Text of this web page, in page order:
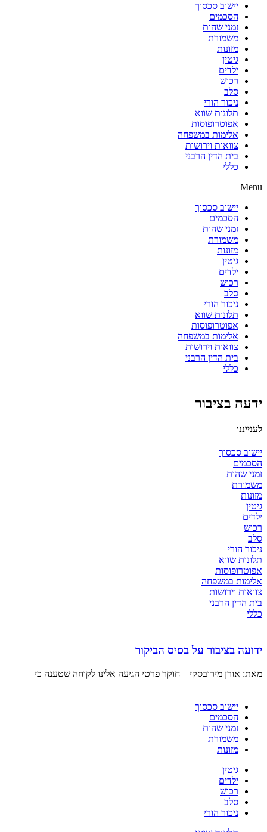
יישוב סכסוך
הסכמים
זמני שהות
משמורת
מזונות
גיטין
ילדים
רכוש
סלב
ניכור הורי
תלונות שווא
אפוטרופוסות
אלימות במשפחה
צוואות וירושות
בית הדין הרבני
כללי
Menu
יישוב סכסוך
הסכמים
זמני שהות
משמורת
מזונות
גיטין
ילדים
רכוש
סלב
ניכור הורי
תלונות שווא
אפוטרופוסות
אלימות במשפחה
צוואות וירושות
בית הדין הרבני
כללי
ידעה בציבור
לענייננו
יישוב סכסוך
הסכמים
זמני שהות
משמורת
מזונות
גיטין
ילדים
רכוש
סלב
ניכור הורי
תלונות שווא
אפוטרופוסות
אלימות במשפחה
צוואות וירושות
בית הדין הרבני
כללי
ידועה בציבור על בסיס הביקור
מאת: אורן מירובסקי – חוקר פרטי הגיעה אלינו לקוחה שטענה כי
יישוב סכסוך
הסכמים
זמני שהות
משמורת
מזונות
גיטין
ילדים
רכוש
סלב
ניכור הורי